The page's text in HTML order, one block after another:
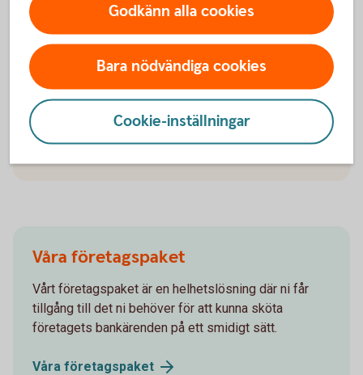
Vill du komma i gång med ditt företagande? Som
kund hos oss får du hjälp av NyföretagarCentrum och
Almi med mall, guide och digitala verktyg så att du
enkelt skapar en affärsplan.
Affärsplan - guide och digitala verktyg
(NyföretagarCentrum)
Våra företagspaket
Vårt företagspaket är en helhetslösning där ni får
tillgång till det ni behöver för att kunna sköta
företagets bankärenden på ett smidigt sätt.
Våra företagspaket
Godkänn alla cookies
Bara nödvändiga cookies
Cookie-inställningar